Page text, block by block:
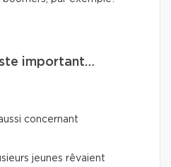
important…
concernant
jeunes rêvaient